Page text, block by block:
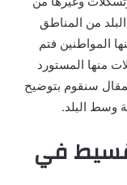
من المناطق
المواطنين فتم
منها المستورد
سنقوم بتوضيح
وسط البلد.
في